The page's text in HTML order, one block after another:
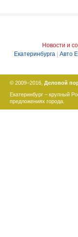
Новости и
Екатеринбурга
Авто
© 2009–2016, Деловой
Екатеринбург – крупный
предложениях города.